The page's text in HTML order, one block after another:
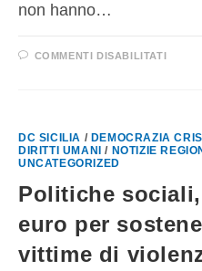
non hanno…
COMMENTI DISABILITATI
DC SICILIA / DEMOCRAZIA
DIRITTI UMANI
/ NOTIZIE
UNCATEGORIZED
Politiche
euro per
vittime di